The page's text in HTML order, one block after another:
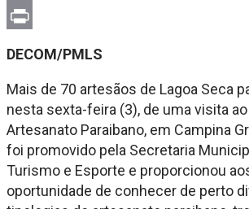
Email
DECOM/PMLS
Mais de 70 artesãos de Lagoa Seca
nesta sexta-feira (3), de uma visita ao
Artesanato Paraibano, em Campina
foi promovido pela Secretaria
Turismo e Esporte e proporcionou
oportunidade de conhecer de perto